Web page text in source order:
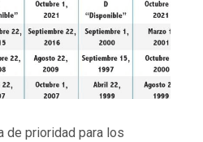
de prioridad para los